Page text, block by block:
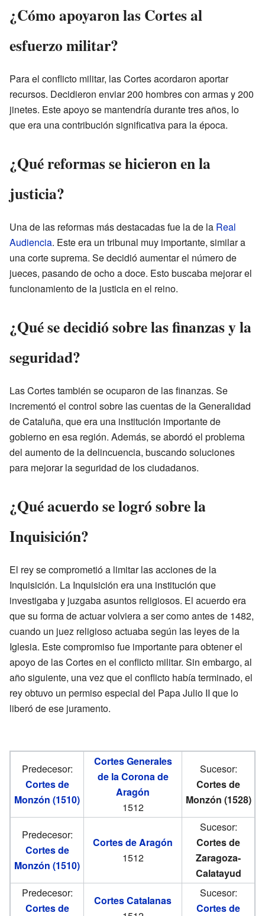
¿Cómo apoyaron las Cortes al
esfuerzo militar?
Para el conflicto militar, las Cortes acordaron aportar
recursos. Decidieron enviar 200 hombres con armas y 200
jinetes. Este apoyo se mantendría durante tres años, lo
que era una contribución significativa para la época.
¿Qué reformas se hicieron en la
justicia?
Una de las reformas más destacadas fue la de la Real
Audiencia. Este era un tribunal muy importante, similar a
una corte suprema. Se decidió aumentar el número de
jueces, pasando de ocho a doce. Esto buscaba mejorar el
funcionamiento de la justicia en el reino.
¿Qué se decidió sobre las finanzas y la
seguridad?
Las Cortes también se ocuparon de las finanzas. Se
incrementó el control sobre las cuentas de la Generalidad
de Cataluña, que era una institución importante de
gobierno en esa región. Además, se abordó el problema
del aumento de la delincuencia, buscando soluciones
para mejorar la seguridad de los ciudadanos.
¿Qué acuerdo se logró sobre la
Inquisición?
El rey se comprometió a limitar las acciones de la
Inquisición. La Inquisición era una institución que
investigaba y juzgaba asuntos religiosos. El acuerdo era
que su forma de actuar volviera a ser como antes de 1482,
cuando un juez religioso actuaba según las leyes de la
Iglesia. Este compromiso fue importante para obtener el
apoyo de las Cortes en el conflicto militar. Sin embargo, al
año siguiente, una vez que el conflicto había terminado, el
rey obtuvo un permiso especial del Papa Julio II que lo
liberó de ese juramento.
Predecesor:
Cortes de
Monzón (1510)
Cortes Generales
de la Corona de
Aragón
1512
Sucesor:
Cortes de
Monzón (1528)
Predecesor:
Cortes de
Monzón (1510)
Cortes de Aragón
1512
Sucesor:
Cortes de
Zaragoza-
Calatayud
Predecesor:
Cortes de
Cortes Catalanas
Sucesor:
Cortes de